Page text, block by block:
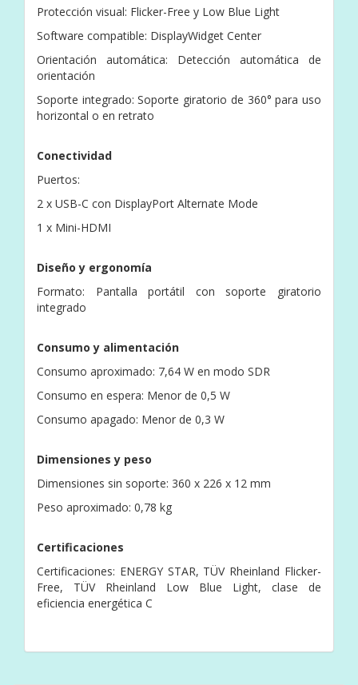
Protección visual: Flicker-Free y Low Blue Light
Software compatible: DisplayWidget Center
Orientación automática: Detección automática de
orientación
Soporte integrado: Soporte giratorio de 360° para uso
horizontal o en retrato
Conectividad
Puertos:
2 x USB-C con DisplayPort Alternate Mode
1 x Mini-HDMI
Diseño y ergonomía
Formato: Pantalla portátil con soporte giratorio
integrado
Consumo y alimentación
Consumo aproximado: 7,64 W en modo SDR
Consumo en espera: Menor de 0,5 W
Consumo apagado: Menor de 0,3 W
Dimensiones y peso
Dimensiones sin soporte: 360 x 226 x 12 mm
Peso aproximado: 0,78 kg
Certificaciones
Certificaciones: ENERGY STAR, TÜV Rheinland Flicker-
Free, TÜV Rheinland Low Blue Light, clase de
eficiencia energética C